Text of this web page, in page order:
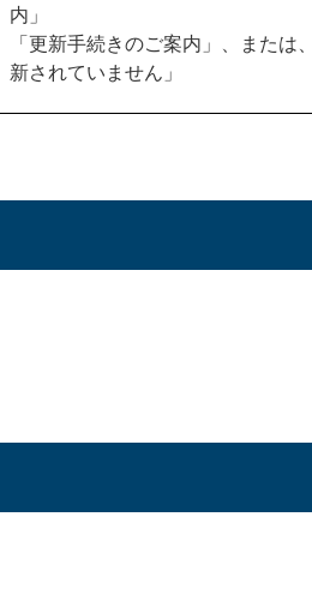
内」
「更新手続きのご案内」、また
新されていません」